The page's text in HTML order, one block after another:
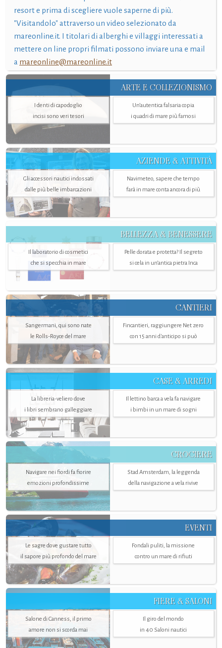
resort e prima di scegliere vuole saperne di più.
"Visitandolo" attraverso un video selezionato da
mareonline.it. I titolari di alberghi e villaggi interessati a
mettere on line propri filmati possono inviare una e mail
a mareonline@mareonline.it
ARTE E COLLEZIONISMO
I denti di capodoglio
incisi sono veri tesori
Un’autentica falsaria copia
i quadri di mare più famosi
AZIENDE & ATTIVITÀ
Gli accessori nautici indossati
dalle più belle imbarcazioni
Navimeteo, sapere che tempo
farà in mare conta ancora di più
BELLEZZA & BENESSERE
Il laboratorio di cosmetici
che si specchia in mare
Pelle dorata e protetta? Il segreto
si cela in un’antica pietra Inca
CANTIERI
Sangermani, qui sono nate
le Rolls-Royce del mare
Fincantieri, raggiungere Net zero
con 15 anni d'anticipo si può
CASE & ARREDI
La libreria-veliero dove
i libri sembrano galleggiare
Il lettino barca a vela fa navigare
i bimbi in un mare di sogni
CROCIERE
Navigare nei fiordi fa fiorire
emozioni profondissime
Stad Amsterdam, la leggenda
della navigazione a vela rivive
EVENTI
Le sagre dove gustare tutto
il sapore più profondo del mare
Fondali puliti, la missione
contro un mare di rifiuti
FIERE & SALONI
Salone di Canness, il primo
amore non si scorda mai
Il giro del mondo
in 40 Saloni nautici